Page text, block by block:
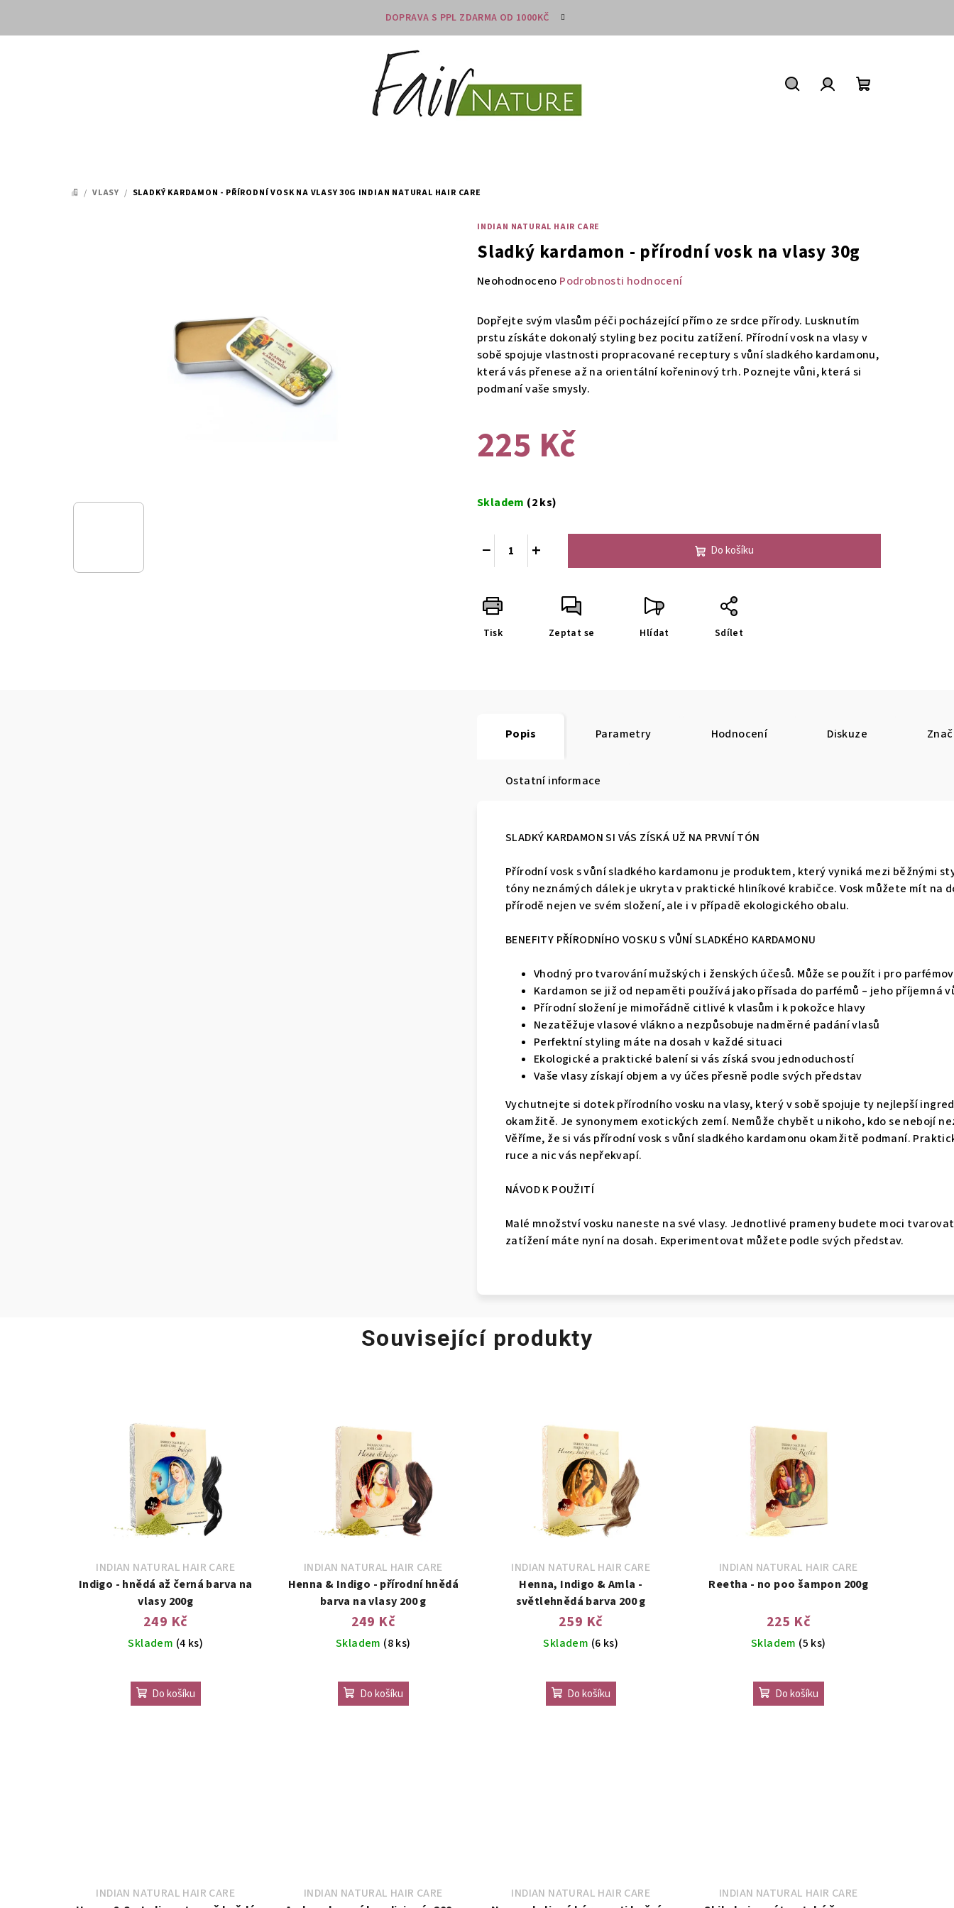
DOPRAVA S PPL ZDARMA OD 1000KČ
Nákupní
DOMŮ
/ VLASY / SLADKÝ KARDAMON - PŘÍRODNÍ VOSK NA VLASY 30G INDIAN NATURAL HAIR CARE
INDIAN NATURAL HAIR CARE
Sladký kardamon - přírodní vosk na vlasy 30g
Průměrné
produktu
0,0
z
hvězdiček.
Neohodnoceno Podrobnosti hodnocení
Dopřejte svým vlasům péči pocházející přímo ze srdce přírody. Lusknutím
prstu získáte dokonalý styling bez pocitu zatížení. Přírodní vosk na vlasy v
sobě spojuje vlastnosti propracované receptury s vůní sladkého kardamonu,
která vás přenese až na orientální kořeninový trh. Poznejte vůni, která si
podmaní vaše smysly.
225 Kč
cena:
Skladem (2 ks)
+
− Do košíku
Tisk Zeptat se Hlídat Sdílet
Popis Parametry Hodnocení Diskuze
Ostatní informace
SLADKÝ KARDAMON SI VÁS ZÍSKÁ UŽ NA PRVNÍ TÓN
Přírodní vosk s vůní sladkého kardamonu je produktem, který vyniká mezi běžnými
tóny neznámých dálek je ukryta v praktické hliníkové krabičce. Vosk můžete mít na
přírodě nejen ve svém složení, ale i v případě ekologického obalu.
BENEFITY PŘÍRODNÍHO VOSKU S VŮNÍ SLADKÉHO KARDAMONU
Vhodný pro tvarování mužských i ženských účesů. Může se použít i pro
Kardamon se již od nepaměti používá jako přísada do parfémů – jeho příjemná
Přírodní složení je mimořádně citlivé k vlasům i k pokožce hlavy
Nezatěžuje vlasové vlákno a nezpůsobuje nadměrné padání vlasů
Perfektní styling máte na dosah v každé situaci
Ekologické a praktické balení si vás získá svou jednoduchostí
Vaše vlasy získají objem a vy účes přesně podle svých představ
Vychutnejte si dotek přírodního vosku na vlasy, který v sobě spojuje ty nejlepší
okamžitě. Je synonymem exotických zemí. Nemůže chybět u nikoho, kdo se nebojí
Věříme, že si vás přírodní vosk s vůní sladkého kardamonu okamžitě podmaní.
ruce a nic vás nepřekvapí.
NÁVOD K POUŽITÍ
Malé množství vosku naneste na své vlasy. Jednotlivé prameny budete moci
zatížení máte nyní na dosah. Experimentovat můžete podle svých představ.
Související produkty
INDIAN NATURAL HAIR CARE
Indigo - hnědá až černá barva na
vlasy 200g
249 Kč
Skladem (4 ks)
hodnocení
produktu
Do košíku
INDIAN NATURAL HAIR CARE
Henna & Indigo - přírodní hnědá
barva na vlasy 200 g
249 Kč
Skladem (8 ks)
Do košíku
INDIAN NATURAL HAIR CARE
Henna, Indigo & Amla -
světlehnědá barva 200 g
259 Kč
Skladem (6 ks)
hodnocení
produktu
Do košíku
INDIAN NATURAL HAIR CARE
Reetha - no poo šampon 200g
225 Kč
Skladem (5 ks)
Do košíku
INDIAN NATURAL HAIR CARE
INDIAN NATURAL HAIR CARE
INDIAN NATURAL HAIR CARE
INDIAN NATURAL HAIR CARE